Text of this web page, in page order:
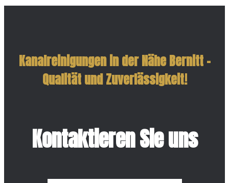
Kanalreinigungen in der Nähe Bernitt –
Qualität und Zuverlässigkeit!
Kontaktieren Sie uns